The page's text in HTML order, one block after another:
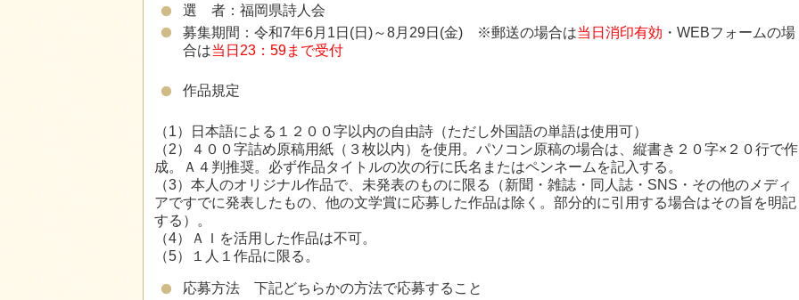
選 者：福岡県詩人会
募集期間：令和7年6月1日(日)～8月29日(金) ※郵送の場合は当日消印有効 ・WEBフォームの場
合は当日23：59まで受付
作品規定
（1）日本語による１２００字以内の自由詩（ただし外国語の単語は使用可）
（2）４００字詰め原稿用紙（３枚以内）を使用。パソコン原稿の場合は、縦書き２０字×２０行で作
成。Ａ４判推奨。必ず作品タイトルの次の行に氏名またはペンネームを記入する。
（3）本人のオリジナル作品で、未発表のものに限る（新聞・雑誌・同人誌・SNS・その他のメディ
アですでに発表したもの、他の文学賞に応募した作品は除く。部分的に引用する場合はその旨を明記
する）。
（4）ＡＩを活用した作品は不可。
（5）１人１作品に限る。
応募方法 下記どちらかの方法で応募すること